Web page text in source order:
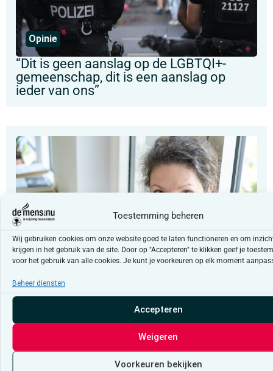
Toestemming beheren
Wij gebruiken cookies om onze website goed te laten functioneren en om
krijgen in het gebruik van de site. Door op "Accepteren" te klikken geef je
voor het gebruik van alle cookies. Je kunt je voorkeuren op elk moment
Beheer diensten
Accepteren
Weigeren
Voorkeuren bekijken
Opinie
“Dit is geen aanslag op de LGBTQI+-
gemeenschap, dit is een aanslag op
ieder van ons”
Column
“Vertrouwen in democratische